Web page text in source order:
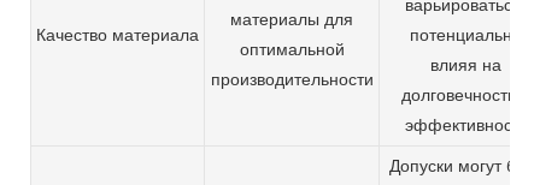
Качество материала
материалы для
оптимальной
производительности
варьироваться,
потенциально
влияя на
долговечность и
эффективность
Допуски могут